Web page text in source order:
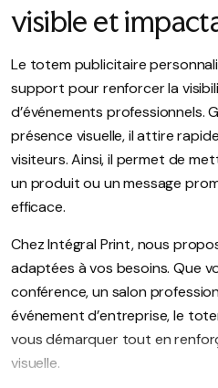
visible et
Le totem publicitaire
support pour renforcer la
d’événements professionnels.
présence visuelle, il attire
visiteurs. Ainsi, il permet de
un produit ou un message
efficace.
Chez Intégral Print, nous
adaptées à vos besoins. Que
conférence, un salon
événement d’entreprise, le
vous démarquer tout en
visuelle.